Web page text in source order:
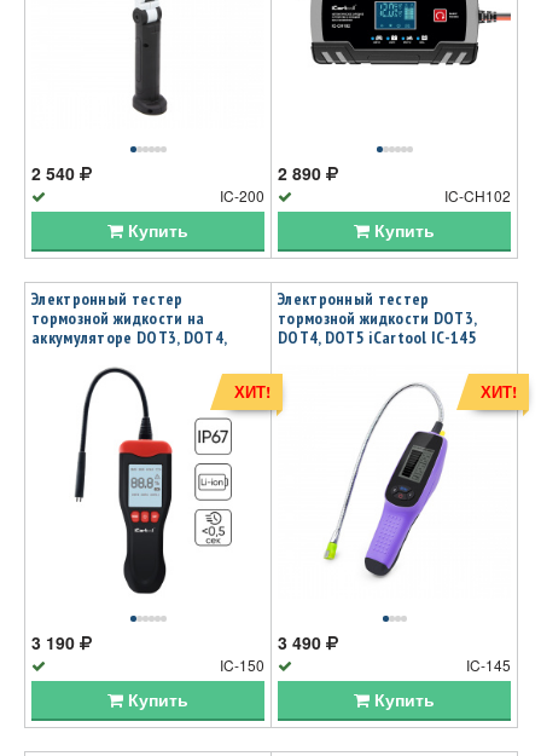
2 540
IC-200
Купить
2 890
IC-CH102
Купить
Электронный тестер
тормозной жидкости на
аккумуляторе DOT3, DOT4,
3 190
IC-150
Купить
ХИТ!
Электронный тестер
тормозной жидкости DOT3,
DOT4, DOT5 iCartool IC-145
3 490
IC-145
Купить
ХИТ!